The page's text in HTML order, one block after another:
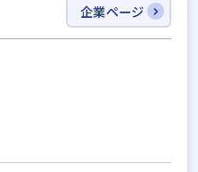
企業ページ